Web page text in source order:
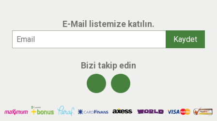
E-Mail listemize katılın.
Bizi takip edin